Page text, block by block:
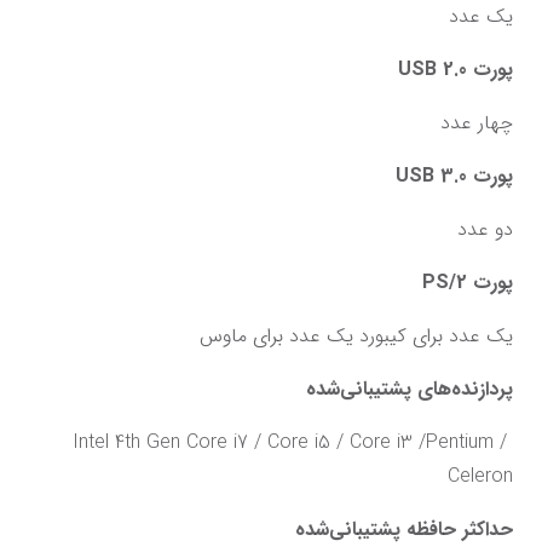
یک عدد
پورت USB 2.0
چهار عدد
پورت USB 3.0
دو عدد
پورت PS/2
یک عدد برای کیبورد یک عدد برای ماوس
پردازنده‌های پشتیبانی‌شده
Intel 4th Gen Core i7 / Core i5 / Core i3 /Pentium /
Celeron
حداکثر حافظه پشتیبانی‌شده